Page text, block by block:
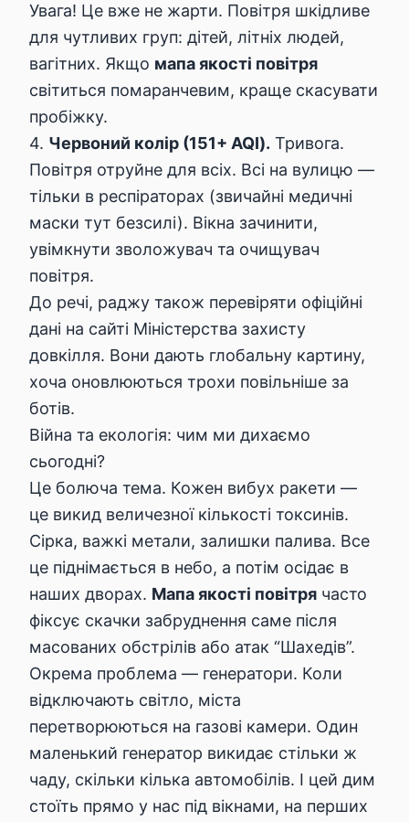
Увага! Це вже не жарти. Повітря шкідливе
для чутливих груп: дітей, літніх людей,
вагітних. Якщо мапа якості повітря
світиться помаранчевим, краще скасувати
пробіжку.
4. Червоний колір (151+ AQI). Тривога.
Повітря отруйне для всіх. Всі на вулицю —
тільки в респіраторах (звичайні медичні
маски тут безсилі). Вікна зачинити,
увімкнути зволожувач та очищувач
повітря.
До речі, раджу також перевіряти офіційні
дані на сайті Міністерства захисту
довкілля. Вони дають глобальну картину,
хоча оновлюються трохи повільніше за
ботів.
Війна та екологія: чим ми дихаємо
сьогодні?
Це болюча тема. Кожен вибух ракети —
це викид величезної кількості токсинів.
Сірка, важкі метали, залишки палива. Все
це піднімається в небо, а потім осідає в
наших дворах. Мапа якості повітря часто
фіксує скачки забруднення саме після
масованих обстрілів або атак “Шахедів”.
Окрема проблема — генератори. Коли
відключають світло, міста
перетворюються на газові камери. Один
маленький генератор викидає стільки ж
чаду, скільки кілька автомобілів. І цей дим
стоїть прямо у нас під вікнами, на перших